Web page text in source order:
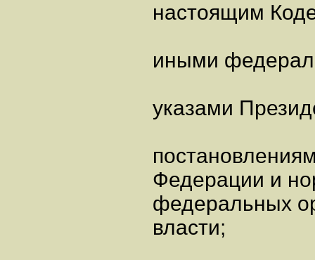
настоящим
иными
указами
Федерации и
федеральных
власти;